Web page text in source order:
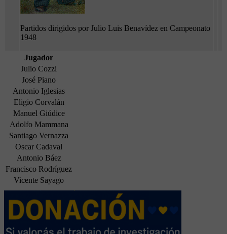
Partidos dirigidos por Julio Luis Benavídez en Campeonato
1948
Jugador
Julio Cozzi
José Piano
Antonio Iglesias
Eligio Corvalán
Manuel Giúdice
Adolfo Mammana
Santiago Vernazza
Oscar Cadaval
Antonio Báez
Francisco Rodríguez
Vicente Sayago